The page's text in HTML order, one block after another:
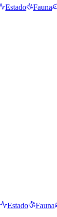
Estado Fauna
Estado Fauna